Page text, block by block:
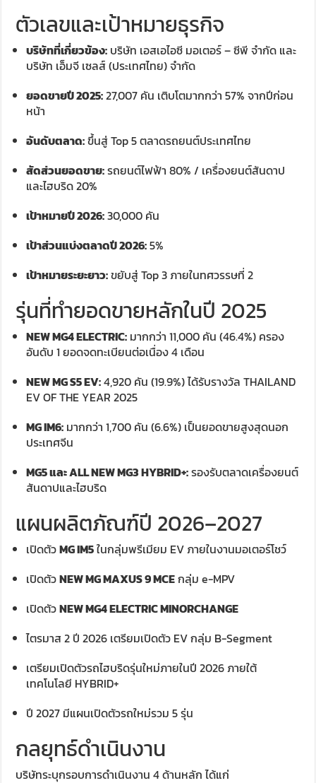
ตัวเลขและเป้าหมายธุรกิจ
บริษัทที่เกี่ยวข้อง: บริษัท เอสเอไอซี มอเตอร์ – ซีพี จำกัด และ
บริษัท เอ็มจี เซลส์ (ประเทศไทย) จำกัด
ยอดขายปี 2025:27,007 คัน เติบโตมากกว่า 57% จากปีก่อน
หน้า
อันดับตลาด:ขึ้นสู่ Top 5 ตลาดรถยนต์ประเทศไทย
สัดส่วนยอดขาย:รถยนต์ไฟฟ้า 80% / เครื่องยนต์สันดาป
และไฮบริด 20%
เป้าหมายปี 2026:30,000 คัน
เป้าส่วนแบ่งตลาดปี 2026:5%
เป้าหมายระยะยาว:ขยับสู่ Top 3 ภายในทศวรรษที่ 2
รุ่นที่ทำยอดขายหลักในปี 2025
NEW MG4 ELECTRIC: มากกว่า 11,000 คัน (46.4%) ครอง
อันดับ 1 ยอดจดทะเบียนต่อเนื่อง 4 เดือน
NEW MG S5 EV:4,920 คัน (19.9%) ได้รับรางวัล THAILAND
EV OF THE YEAR 2025
MG IM6: มากกว่า 1,700 คัน (6.6%) เป็นยอดขายสูงสุดนอก
ประเทศจีน
MG5 และ ALL NEW MG3 HYBRID+:รองรับตลาดเครื่องยนต์
สันดาปและไฮบริด
แผนผลิตภัณฑ์ปี 2026–2027
เปิดตัวMG IM5ในกลุ่มพรีเมียม EV ภายในงานมอเตอร์โชว์
เปิดตัวNEW MG MAXUS 9 MCEกลุ่ม e-MPV
เปิดตัวNEW MG4 ELECTRIC MINORCHANGE
ไตรมาส 2 ปี 2026 เตรียมเปิดตัว EV กลุ่ม B-Segment
เตรียมเปิดตัวรถไฮบริดรุ่นใหม่ภายในปี 2026 ภายใต้
เทคโนโลยี HYBRID+
ปี 2027 มีแผนเปิดตัวรถใหม่รวม 5 รุ่น
กลยุทธ์ดำเนินงาน
บริษัทระบุกรอบการดำเนินงาน 4 ด้านหลัก ได้แก่